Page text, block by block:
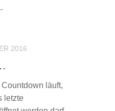
2016
läuft,
letzte